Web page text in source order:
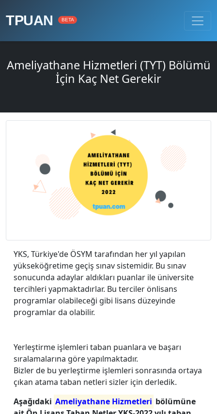
TPUAN BETA
Ameliyathane Hizmetleri (TYT) Bölümü
İçin Kaç Net Gerekir
YKS, Türkiye'de ÖSYM tarafından her yıl yapılan
yükseköğretime geçiş sınav sistemidir. Bu sınav
sonucunda adaylar aldıkları puanlar ile üniversite
tercihleri yapmaktadırlar. Bu terciler önlisans
programlar olabileceği gibi lisans düzeyinde
programlar da olabilir.
Yerleştirme işlemleri taban puanlara ve başarı
sıralamalarına göre yapılmaktadır.
Bizler de bu yerleştirme işlemleri sonrasında ortaya
çıkan atama taban netleri sizler için derledik.
Aşağıdaki Ameliyathane Hizmetleri bölümüne